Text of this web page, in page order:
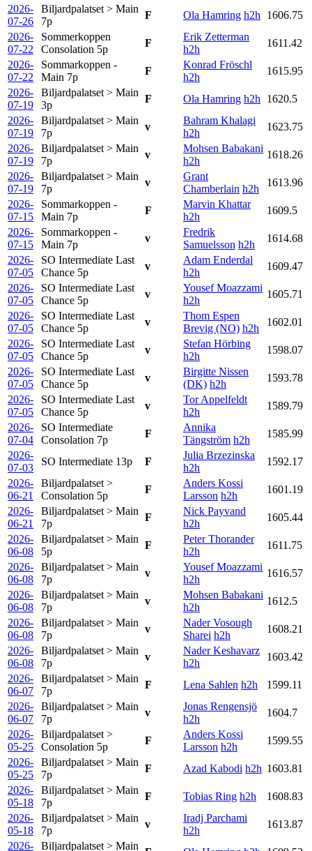
2026-
07-26
Biljardpalatset > Main
7p
F Ola Hamring h2h
1606.75
2026-
07-22
Sommerkoppen
Consolation 5p
F
Erik Zetterman
h2h
1611.42
2026-
07-22
Sommarkoppen -
Main 7p
F
Konrad Fröschl
h2h
1615.95
2026-
07-19
Biljardpalatset > Main
3p
F Ola Hamring h2h
1620.5
2026-
07-19
Biljardpalatset > Main
7p
v
Bahram Khalagi
h2h
1623.75
2026-
07-19
Biljardpalatset > Main
7p
v
Mohsen Babakani
h2h
1618.26
2026-
07-19
Biljardpalatset > Main
7p
v
Grant
Chamberlain h2h
1613.96
2026-
07-15
Sommarkoppen -
Main 7p
F
Marvin Khattar
h2h
1609.5
2026-
07-15
Sommarkoppen -
Main 7p
v
Fredrik
Samuelsson h2h
1614.68
2026-
07-05
SO Intermediate Last
Chance 5p
v
Adam Enderdal
h2h
1609.47
2026-
07-05
SO Intermediate Last
Chance 5p
v
Yousef Moazzami
h2h
1605.71
2026-
07-05
SO Intermediate Last
Chance 5p
v
Thom Espen
Brevig (NO) h2h
1602.01
2026-
07-05
SO Intermediate Last
Chance 5p
v
Stefan Hörbing
h2h
1598.07
2026-
07-05
SO Intermediate Last
Chance 5p
v
Birgitte Nissen
(DK) h2h
1593.78
2026-
07-05
SO Intermediate Last
Chance 5p
v
Tor Appelfeldt
h2h
1589.79
2026-
07-04
SO Intermediate
Consolation 7p
F
Annika
Tängström h2h
1585.99
2026-
07-03
SO Intermediate 13p F
Julia Brzezinska
h2h
1592.17
2026-
06-21
Biljardpalatset >
Consolation 5p
F
Anders Kossi
Larsson h2h
1601.19
2026-
06-21
Biljardpalatset > Main
7p
F
Nick Payvand
h2h
1605.44
2026-
06-08
Biljardpalatset > Main
5p
F
Peter Thorander
h2h
1611.75
2026-
06-08
Biljardpalatset > Main
7p
v
Yousef Moazzami
h2h
1616.57
2026-
06-08
Biljardpalatset > Main
7p
v
Mohsen Babakani
h2h
1612.5
2026-
06-08
Biljardpalatset > Main
7p
v
Nader Vosough
Sharei h2h
1608.21
2026-
06-08
Biljardpalatset > Main
7p
v
Nader Keshavarz
h2h
1603.42
2026-
06-07
Biljardpalatset > Main
7p
F Lena Sahlen h2h
1599.11
2026-
06-07
Biljardpalatset > Main
7p
v
Jonas Rengensjö
h2h
1604.7
2026-
05-25
Biljardpalatset >
Consolation 5p
F
Anders Kossi
Larsson h2h
1599.55
2026-
05-25
Biljardpalatset > Main
7p
F Azad Kabodi h2h 1603.81
2026-
05-18
Biljardpalatset > Main
7p
F Tobias Ring h2h
1608.83
2026-
05-18
Biljardpalatset > Main
7p
v
Iradj Parchami
h2h
1613.87
2026-
Biljardpalatset > Main